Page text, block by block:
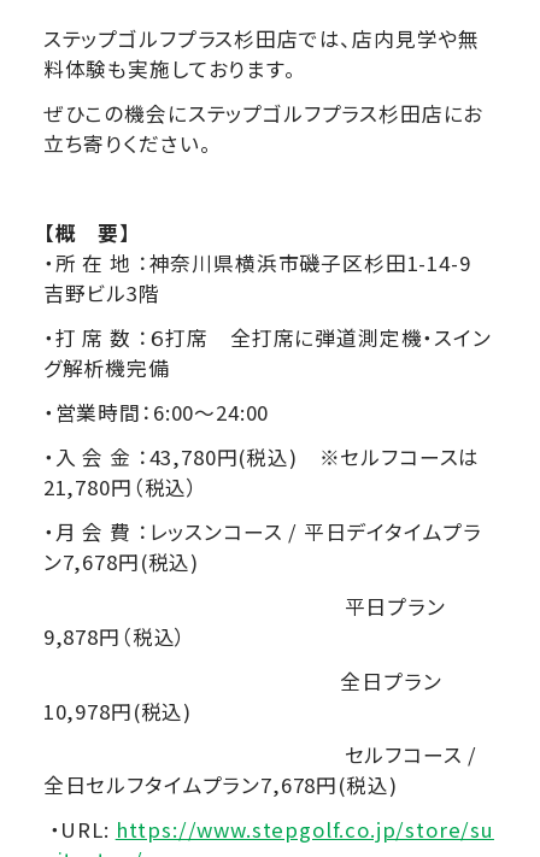
ステップゴルフプラス杉田店では、店内見学や無
料体験も実施しております。
ぜひこの機会にステップゴルフプラス杉田店にお
立ち寄りください。
【概 要】
・所 在 地 ：神奈川県横浜市磯子区杉田1-14-9
吉野ビル3階
・打 席 数 ：６打席 全打席に弾道測定機・スイン
グ解析機完備
・営業時間：6:00～24:00
・入 会 金 ：43,780円(税込) ※セルフコースは
21,780円（税込）
・月 会 費 ：レッスンコース / 平日デイタイムプラ
ン7,678円(税込)
平日プラン
9,878円（税込）
全日プラン
10,978円(税込)
セルフコース /
全日セルフタイムプラン7,678円(税込)
・URL: https://www.stepgolf.co.jp/store/su